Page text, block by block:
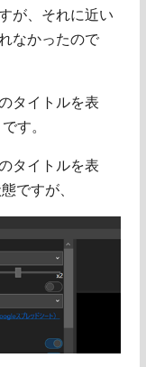
が、それに近い
なかったので
タイトルを表
す。
タイトルを表
ですが、